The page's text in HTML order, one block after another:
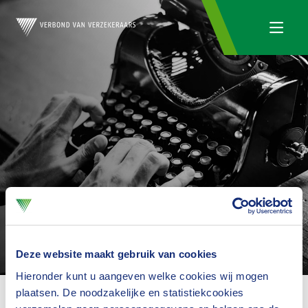
Deze website maakt gebruik van cookies
Hieronder kunt u aangeven welke cookies wij mogen
plaatsen. De noodzakelijke en statistiekcookies